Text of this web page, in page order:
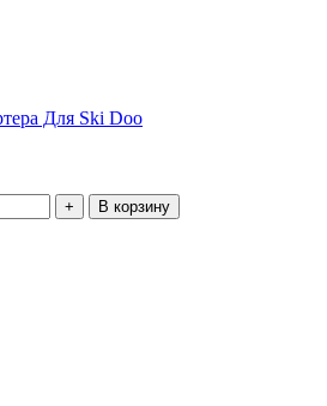
Для Ski Doo
В корзину